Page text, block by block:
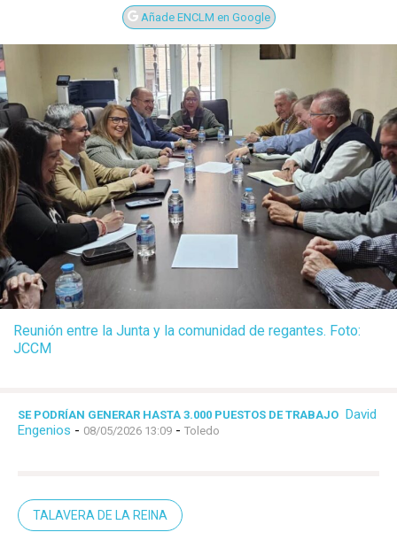
Añade ENCLM en Google
Reunión entre la Junta y la comunidad de regantes. Foto:
JCCM
SE PODRÍAN GENERAR HASTA 3.000 PUESTOS DE TRABAJO David
Engenios - 08/05/2026 13:09 - Toledo
TALAVERA DE LA REINA